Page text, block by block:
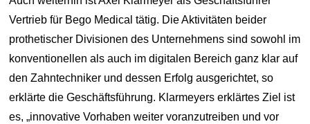
Vertrieb für Bego Medical tätig. Die Aktivitäten beider
prothetischer Divisionen des Unternehmens sind sowohl im
konventionellen als auch im digitalen Bereich ganz klar auf
den Zahntechniker und dessen Erfolg ausgerichtet, so
erklärte die Geschäftsführung. Klarmeyers erklärtes Ziel ist
es, „innovative Vorhaben weiter voranzutreiben und vor